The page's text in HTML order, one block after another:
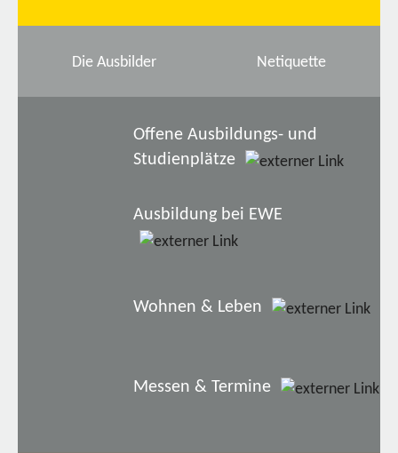
Die Ausbilder Netiquette
Offene Ausbildungs- und
Studienplätze
Ausbildung bei EWE
Wohnen & Leben
Messen & Termine